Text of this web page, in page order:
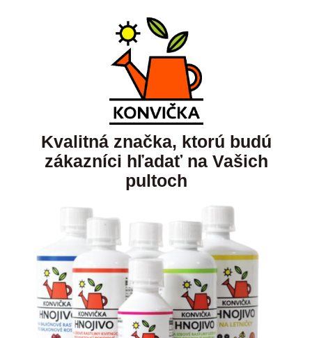
Kvalitná značka, ktorú budú
zákazníci hľadať na Vašich
pultoch